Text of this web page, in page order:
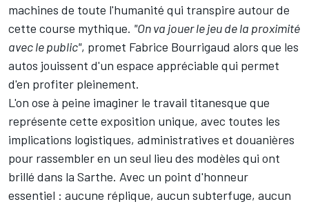
machines de toute l'humanité qui transpire autour de
cette course mythique. "On va jouer le jeu de la proximité
avec le public", promet Fabrice Bourrigaud alors que les
autos jouissent d'un espace appréciable qui permet
d'en profiter pleinement.
L'on ose à peine imaginer le travail titanesque que
représente cette exposition unique, avec toutes les
implications logistiques, administratives et douanières
pour rassembler en un seul lieu des modèles qui ont
brillé dans la Sarthe. Avec un point d'honneur
essentiel : aucune réplique, aucun subterfuge, aucun